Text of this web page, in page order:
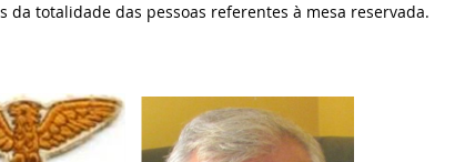
totalidade das pessoas referentes à mesa reservada.